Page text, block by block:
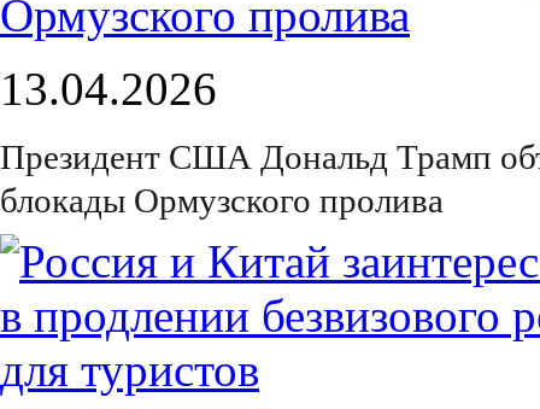
13.04.2026
Президент США Дональд Трамп
блокады Ормузского пролива